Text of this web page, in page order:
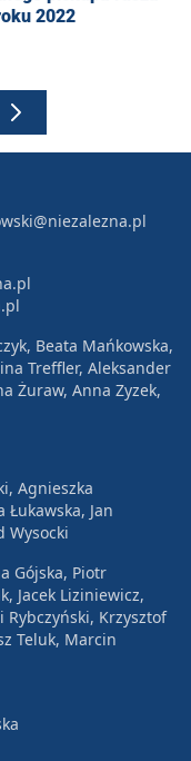
2022
Beata Mańkowska,
Treffler, Aleksander
Żuraw, Anna Zyzek,
Agnieszka
Łukawska, Jan
Wysocki
Gójska, Piotr
Jacek Liziniewicz,
Krzysztof
Teluk, Marcin